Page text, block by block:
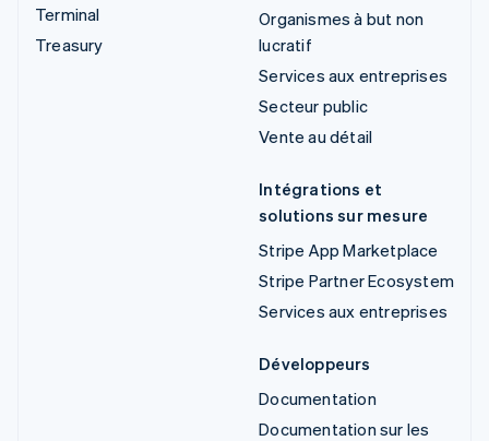
Terminal
Treasury
Organismes à but non
lucratif
Services aux entreprises
Secteur public
Vente au détail
Intégrations et
solutions sur mesure
Stripe App Marketplace
Stripe Partner Ecosystem
Services aux entreprises
Développeurs
Documentation
Documentation sur les